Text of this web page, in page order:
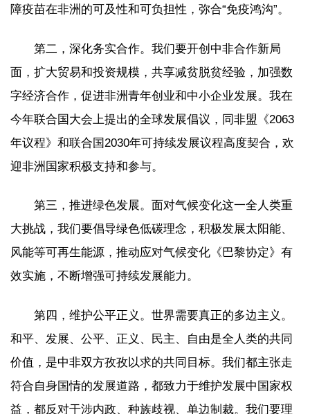
障疫苗在非洲的可及性和可负担性，弥合“免疫鸿沟”。
第二，深化务实合作。我们要开创中非合作新局
面，扩大贸易和投资规模，共享减贫脱贫经验，加强数
字经济合作，促进非洲青年创业和中小企业发展。我在
今年联合国大会上提出的全球发展倡议，同非盟《2063
年议程》和联合国2030年可持续发展议程高度契合，欢
迎非洲国家积极支持和参与。
第三，推进绿色发展。面对气候变化这一全人类重
大挑战，我们要倡导绿色低碳理念，积极发展太阳能、
风能等可再生能源，推动应对气候变化《巴黎协定》有
效实施，不断增强可持续发展能力。
第四，维护公平正义。世界需要真正的多边主义。
和平、发展、公平、正义、民主、自由是全人类的共同
价值，是中非双方孜孜以求的共同目标。我们都主张走
符合自身国情的发展道路，都致力于维护发展中国家权
益，都反对干涉内政、种族歧视、单边制裁。我们要理